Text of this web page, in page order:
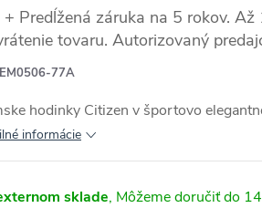
+ Predĺžená záruka na 5 rokov.
tovaru. Autorizovaný
EM0506-77A
hodinky Citizen v športovo
informácie
sklade